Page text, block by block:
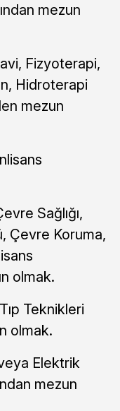
mezun
Fizyoterapi,
Hidroterapi
mezun
Sağlığı,
Çevre Koruma,
olmak.
Teknikleri
olmak.
Elektrik
mezun